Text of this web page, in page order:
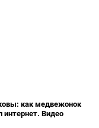
как медвежонок
интернет. Видео